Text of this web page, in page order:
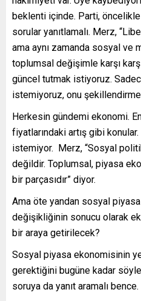
beklenti içinde. Parti,
sorular yanıtlamalı. Merz,
ama aynı zamanda sosyal ve
toplumsal değişimle karşı
güncel tutmak istiyoruz.
istemiyoruz, onu
Herkesin gündemi ekonomi.
fiyatlarındaki artış gibi
istemiyor. Merz, “Sosyal
değildir. Toplumsal, piyasa
bir parçasıdır” diyor.
Ama öte yandan sosyal
değişikliğinin sonucu olarak
bir araya getirilecek?
Sosyal piyasa ekonomisinin
gerektiğini bugüne kadar
soruya da yanıt aramalı bence.